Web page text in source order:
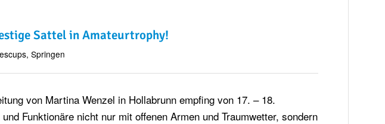
Sattel in Amateurtrophy!
,Springen
von Martina Wenzel in Hollabrunn empfing von 17. – 18.
Funktionäre nicht nur mit offenen Armen und Traumwetter, sondern